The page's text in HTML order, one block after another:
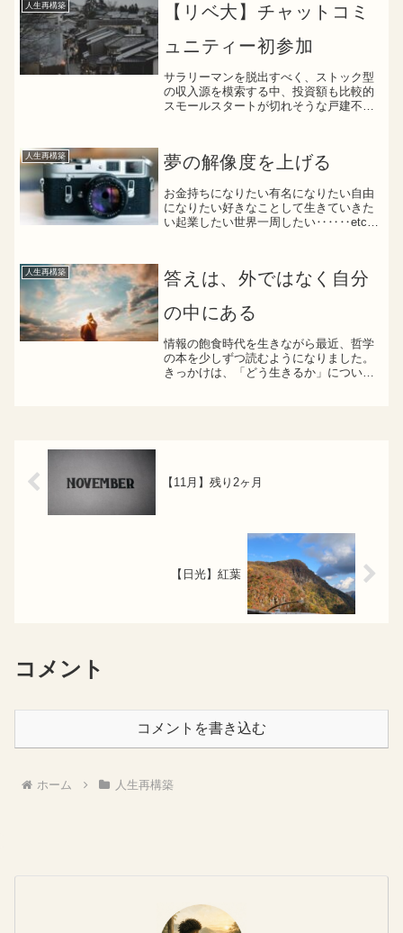
人生再構築
【リベ大】チャットコミ
ュニティー初参加
サラリーマンを脱出すべく、ストック型
の収入源を模索する中、投資額も比較的
スモールスタートが切れそうな戸建不動
内見を一人行ったりと自分...
人生再構築 夢の解像度を上げる
お金持ちになりたい有名になりたい自由
になりたい好きなことして生きていきた
い起業したい世界一周したい‥‥‥etc本
的に想像できるか要は...
人生再構築
答えは、外ではなく自分
の中にある
情報の飽食時代を生きながら最近、哲学
の本を少しずつ読むようになりました。
きっかけは、「どう生きるか」につい
【11月】残り2ヶ月
【日光】紅葉
コメント
コメントを書き込む
ホーム 人生再構築